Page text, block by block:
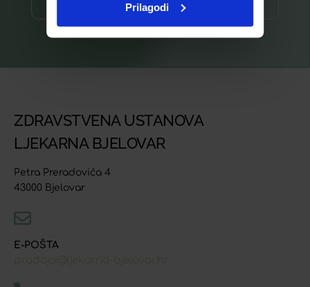
Prilagodi
ZDRAVSTVENA USTANOVA
LJEKARNA BJELOVAR
Petra Preradovića 4
43000 Bjelovar
E-POŠTA